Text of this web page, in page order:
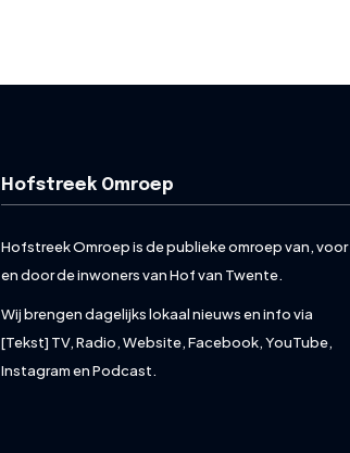
Hofstreek Omroep
Hofstreek Omroep is de publieke omroep van, voor
en door de inwoners van Hof van Twente.
Wij brengen dagelijks lokaal nieuws en info via
[Tekst] TV, Radio, Website, Facebook, YouTube,
Instagram en Podcast.